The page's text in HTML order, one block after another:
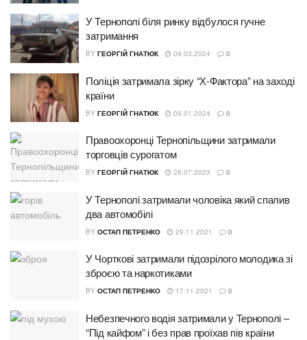
У Тернополі біля ринку відбулося гучне
затримання
BY ГЕОРГІЙ ГНАТЮК 09.03.2024 0
Поліція затримала зірку “Х-Фактора” на заході
країни
BY ГЕОРГІЙ ГНАТЮК 09.01.2024 0
Правоохоронці Тернопільщини затримали
торговців сурогатом
BY ГЕОРГІЙ ГНАТЮК 28.07.2023 0
У Тернополі затримали чоловіка який спалив
два автомобілі
BY ОСТАП ПЕТРЕНКО 29.11.2021 0
У Чорткові затримали підозрілого молодика зі
зброєю та наркотиками
BY ОСТАП ПЕТРЕНКО 17.11.2021 0
Небезпечного водія затримали у Тернополі –
“Під кайфом” і без прав проїхав пів країни